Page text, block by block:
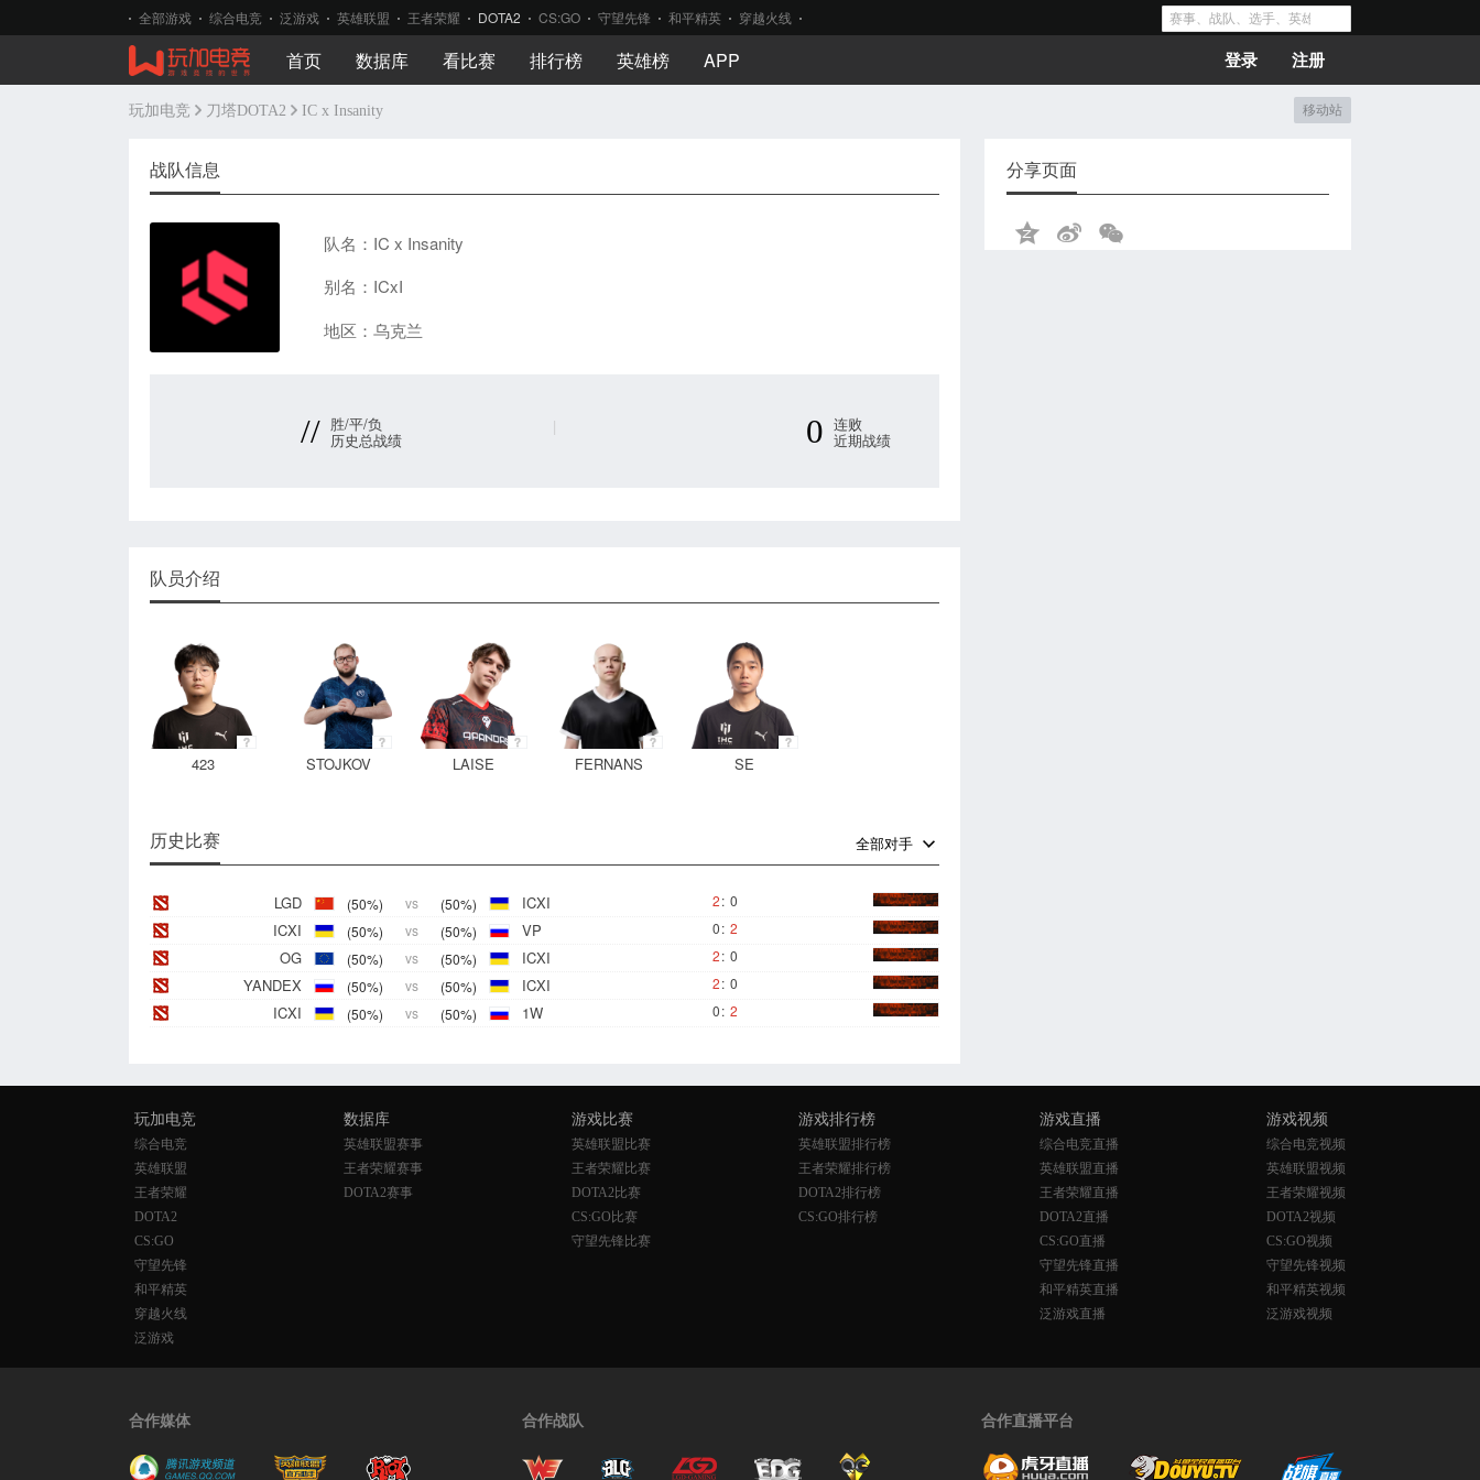
全部游戏 综合电竞 泛游戏 英雄联盟 王者荣耀 DOTA2 CS:GO 守望先锋 和平精英 穿越火线
首页 数据库 看比赛 排行榜 英雄榜 APP 登录 注册
玩加电竞 刀塔DOTA2 IC x Insanity 移动站
战队信息
队名：IC x Insanity
别名：ICxI
地区：乌克兰
|
// 胜/平/负
历史总战绩 0 连败
近期战绩
队员介绍
423 STOJKOV LAISE FERNANS SE
历史比赛 全部对手
LGD (50%) vs (50%) ICXI 2: 0
ICXI (50%) vs (50%) VP 0: 2
OG (50%) vs (50%) ICXI 2: 0
YANDEX (50%) vs (50%) ICXI 2: 0
ICXI (50%) vs (50%) 1W 0: 2
分享页面
玩加电竞
综合电竞
英雄联盟
王者荣耀
DOTA2
CS:GO
守望先锋
和平精英
穿越火线
泛游戏
数据库
英雄联盟赛事
王者荣耀赛事
DOTA2赛事
游戏比赛
英雄联盟比赛
王者荣耀比赛
DOTA2比赛
CS:GO比赛
守望先锋比赛
游戏排行榜
英雄联盟排行榜
王者荣耀排行榜
DOTA2排行榜
CS:GO排行榜
游戏直播
综合电竞直播
英雄联盟直播
王者荣耀直播
DOTA2直播
CS:GO直播
守望先锋直播
和平精英直播
泛游戏直播
游戏视频
综合电竞视频
英雄联盟视频
王者荣耀视频
DOTA2视频
CS:GO视频
守望先锋视频
和平精英视频
泛游戏视频
合作媒体 合作战队 合作直播平台